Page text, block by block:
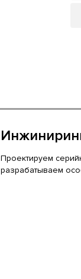
Проектируем
разрабатываем